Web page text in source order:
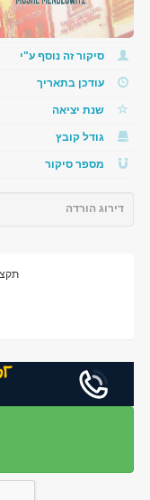
סיקור זה נוסף ע"י
עודכן בתאריך
שנת יציאה
גודל קובץ
מספר סיקור
דירוג הורדה